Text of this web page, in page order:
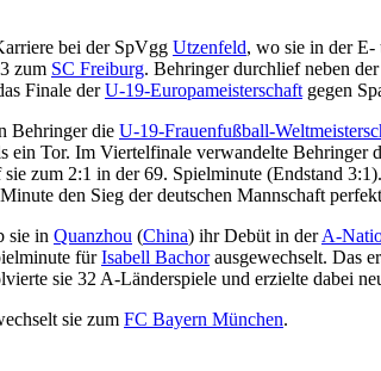
bei der SpVgg Utzenfeld, wo sie in der E-
zum SC Freiburg. Behringer durchlief neben
Finale derU-19-Europameisterschaft gegen
Behringer die U-19-Frauenfußball-
ein Tor. Im Viertelfinale verwandelte Behringer
zum 2:1 in der 69. Spielminute (Endstand
den Sieg der deutschen Mannschaft
sie in Quanzhou (China) ihr Debüt in derA-
fürIsabell Bachorausgewechselt. Das
sie 32 A-Länderspiele und erzielte dabei
sie zum FC Bayern München.